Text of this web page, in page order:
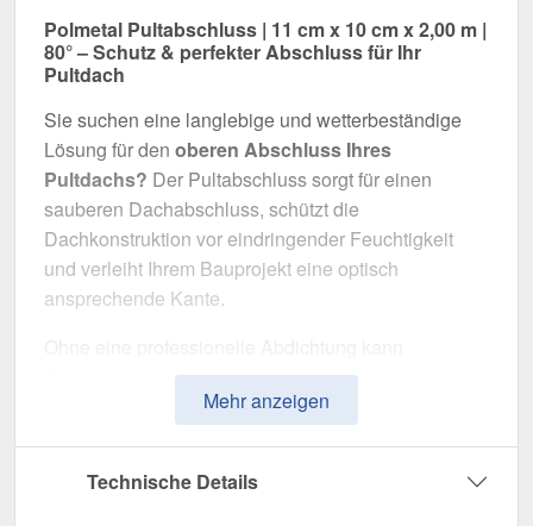
Polmetal Pultabschluss | 11 cm x 10 cm x 2,00 m |
80° – Schutz & perfekter Abschluss für Ihr
Pultdach
Sie suchen eine langlebige und wetterbeständige
Lösung für den oberen Abschluss Ihres
Pultdachs? Der Pultabschluss sorgt für einen
sauberen Dachabschluss, schützt die
Dachkonstruktion vor eindringender Feuchtigkeit
und verleiht Ihrem Bauprojekt eine optisch
ansprechende Kante.
Regenwasser unkontrolliert eindringen, was
langfristig die Dachkonstruktion und Fassade
abzudichten und zu stabilisieren
Mehr anzeigen
Technische Details